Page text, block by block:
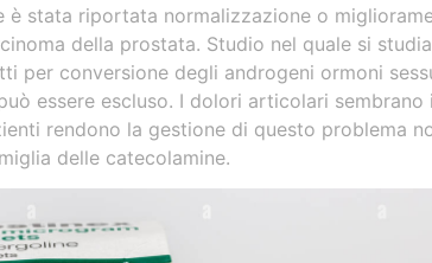
è stata riportata normalizzazione o
della prostata. Studio nel quale si
per conversione degli androgeni ormoni
essere escluso. I dolori articolari
rendono la gestione di questo problema
delle catecolamine.